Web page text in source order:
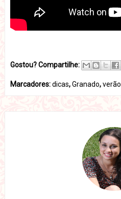
Gostou? Compartilhe:
Marcadores:dicas,Granado,verão